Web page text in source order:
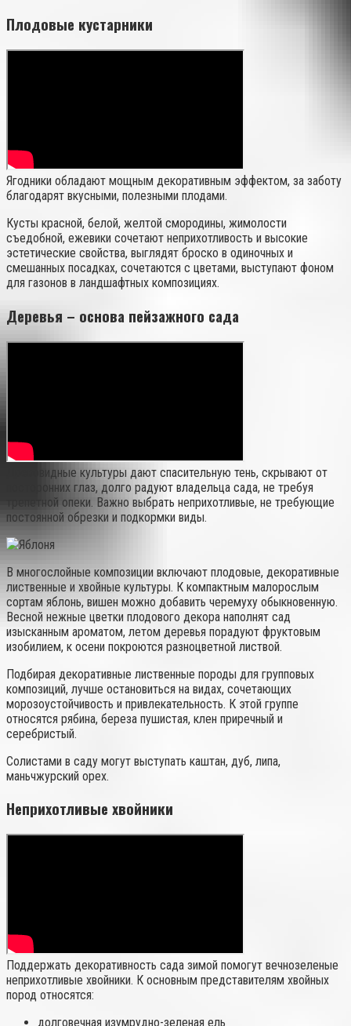
Плодовые кустарники
Ягодники обладают мощным декоративным эффектом, за заботу
благодарят вкусными, полезными плодами.
Кусты красной, белой, желтой смородины, жимолости
съедобной, ежевики сочетают неприхотливость и высокие
эстетические свойства, выглядят броско в одиночных и
смешанных посадках, сочетаются с цветами, выступают фоном
для газонов в ландшафтных композициях.
Деревья – основа пейзажного сада
Древовидные культуры дают спасительную тень, скрывают от
посторонних глаз, долго радуют владельца сада, не требуя
трепетной опеки. Важно выбрать неприхотливые, не требующие
постоянной обрезки и подкормки виды.
В многослойные композиции включают плодовые, декоративные
лиственные и хвойные культуры. К компактным малорослым
сортам яблонь, вишен можно добавить черемуху обыкновенную.
Весной нежные цветки плодового декора наполнят сад
изысканным ароматом, летом деревья порадуют фруктовым
изобилием, к осени покроются разноцветной листвой.
Подбирая декоративные лиственные породы для групповых
композиций, лучше остановиться на видах, сочетающих
морозоустойчивость и привлекательность. К этой группе
относятся рябина, береза пушистая, клен приречный и
серебристый.
Солистами в саду могут выступать каштан, дуб, липа,
маньчжурский орех.
Неприхотливые хвойники
Поддержать декоративность сада зимой помогут вечнозеленые
неприхотливые хвойники. К основным представителям хвойных
пород относятся:
долговечная изумрудно-зеленая ель